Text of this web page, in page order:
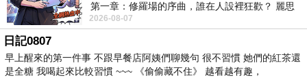
第一章：修羅場的序曲，誰在人設裡狂歡？ 麗思
卡爾頓酒店的總統套房內，燈光昏
2026-08-07
日記0807
早上醒來的第一件事 不跟早餐店阿姨們聊幾句 很不習慣 她們的紅茶還
是全糖 我喝起來比較習慣 ~~~ 《偷偷藏不住》 越看越有趣，